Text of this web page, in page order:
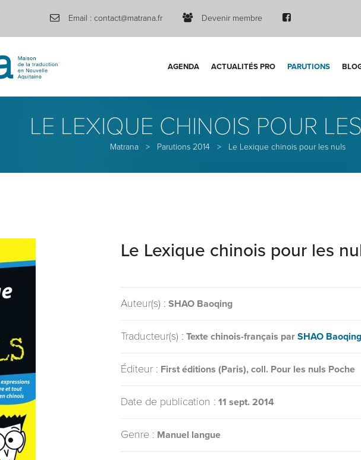
Email : contact@matrana.fr Devenir membre
AGENDA ACTUALITÉS PRO PARUTIONS
LE LEXIQUE CHINOIS POUR
Matrana > Parutions 2014 > Le Lexique chinois pour les nuls
Le Lexique chinois pour les
Auteur(s) : SHAO Baoqing
Traducteur(s) : Texte chinois-français par SHAO Baoqing
Éditeur : First éditions (Paris), coll. Pour les nuls Poche
Date de publication : 11 sept. 2014
Genre : Manuel langue